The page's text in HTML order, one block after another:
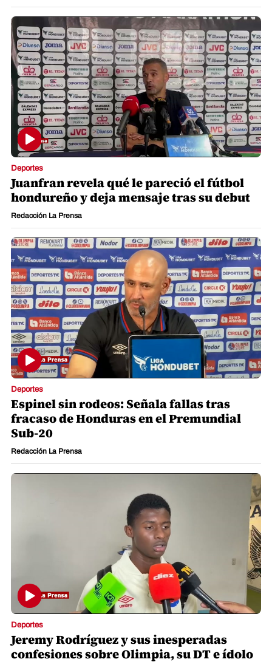
Deportes
Juanfran revela qué le pareció el fútbol
hondureño y deja mensaje tras su debut
Redacción La Prensa
Deportes
Espinel sin rodeos: Señala fallas tras
fracaso de Honduras en el Premundial
Sub-20
Redacción La Prensa
Deportes
Jeremy Rodríguez y sus inesperadas
confesiones sobre Olimpia, su DT e ídolo